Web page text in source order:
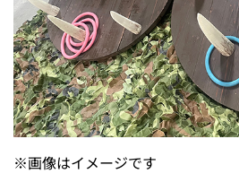
※画像はイメージです